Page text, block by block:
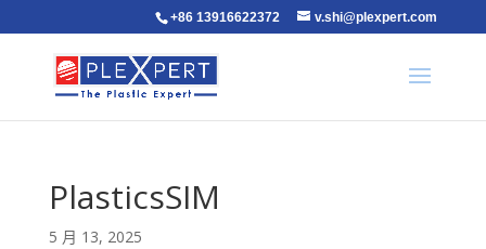
+86 13916622372 v.shi@plexpert.com
PlasticsSIM
5 月 13, 2025